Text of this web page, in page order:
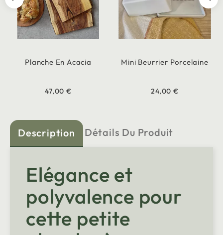
Planche En Acacia
47,00 €
Mini Beurrier Porcelaine
24,00 €
Description Détails Du Produit
Elégance et
polyvalence pour
cette petite